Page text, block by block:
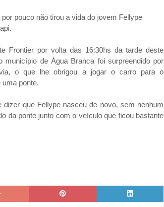
pouco não tirou a vida do jovem Fellype
Frontier por volta das 16:30hs da tarde deste
município de Água Branca foi surpreendido por
o que lhe obrigou a jogar o carro para o
ponte.
dizer que Fellype nasceu de novo, sem nenhum
da ponte junto com o veículo que ficou bastante